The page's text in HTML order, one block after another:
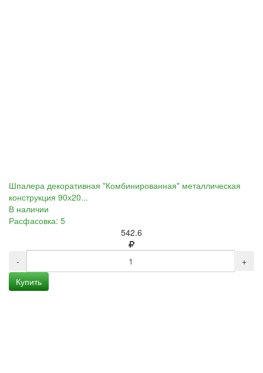
Шпалера декоративная "Комбинированная" металлическая
конструкция 90х20...
В наличии
Расфасовка: 5
542.6
-
+
Купить